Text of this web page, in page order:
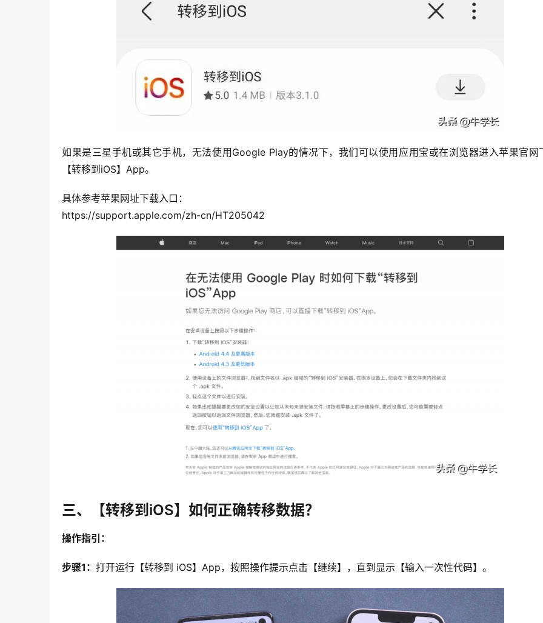
如果是三星手机或其它手机，无法使用Google Play的情况下，我们可以使用应用宝或在浏览器进入苹果官网
【转移到iOS】App。
具体参考苹果网址下载入口：
https://support.apple.com/zh-cn/HT205042
三、【转移到iOS】如何正确转移数据？
操作指引：
步骤1： 打开运行【转移到 iOS】App，按照操作提示点击【继续】，直到显示【输入一次性代码】。